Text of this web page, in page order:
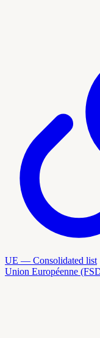
UE — Consolidated list
Union Européenne